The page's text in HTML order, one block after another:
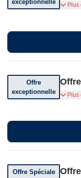
exceptionnelle
Offre
exceptionnelle
dans
Offre Spéciale